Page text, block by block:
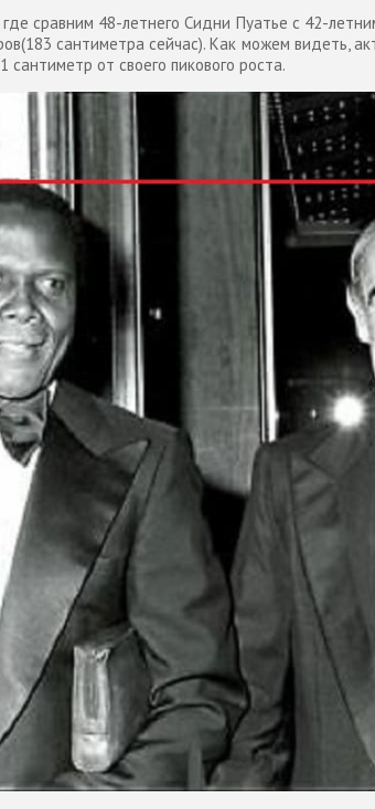
где сравним 48-летнего Сидни Пуатье с 42-
сантиметра сейчас). Как можем видеть,
от своего пикового роста.